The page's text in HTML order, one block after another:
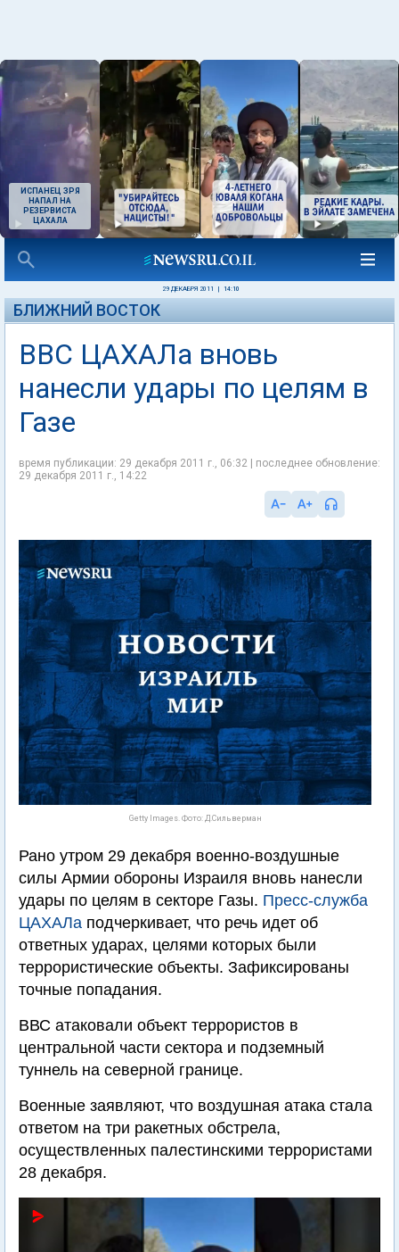
ИСПАНЕЦ ЗРЯ
НАПАЛ НА
РЕЗЕРВИСТА
ЦАХАЛА
29 ДЕКАБРЯ 2011 14:10
БЛИЖНИЙ ВОСТОК
ВВС ЦАХАЛа вновь
нанесли удары по целям в
Газе
время публикации: 29 декабря 2011 г., 06:32 | последнее обновление:
29 декабря 2011 г., 14:22
Getty Images. Фото: Д.Сильверман
Рано утром 29 декабря военно-воздушные
силы Армии обороны Израиля вновь нанесли
удары по целям в секторе Газы. Пресс-служба
ЦАХАЛа подчеркивает, что речь идет об
ответных ударах, целями которых были
террористические объекты. Зафиксированы
точные попадания.
ВВС атаковали объект террористов в
центральной части сектора и подземный
туннель на северной границе.
Военные заявляют, что воздушная атака стала
ответом на три ракетных обстрела,
осуществленных палестинскими террористами
28 декабря.